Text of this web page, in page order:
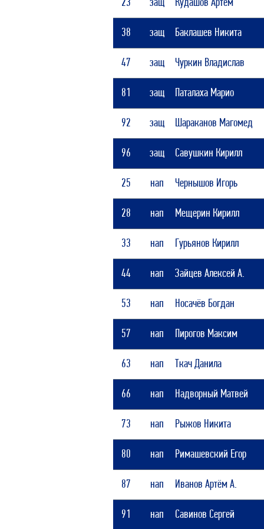
23 защ Кудашов Артём
38 защ Баклашев Никита
47 защ Чуркин Владислав
81 защ Паталаха Марио
92 защ Шараканов Магомед
96 защ Савушкин Кирилл
25 нап Чернышов Игорь
28 нап Мещерин Кирилл
33 нап Гурьянов Кирилл
44 нап Зайцев Алексей А.
53 нап Носачёв Богдан
57 нап Пирогов Максим
63 нап Ткач Данила
66 нап Надворный Матвей
73 нап Рыжов Никита
80 нап Римашевский Егор
87 нап Иванов Артём А.
91 нап Савинов Сергей